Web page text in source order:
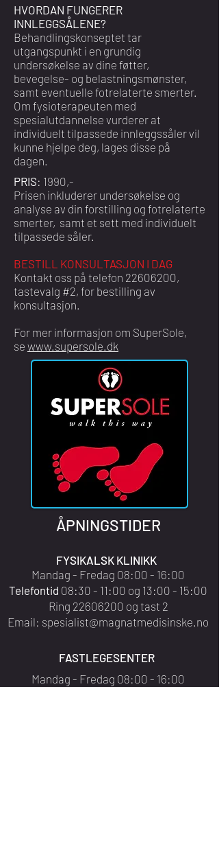
HVORDAN FUNGERER
INNLEGGSÅLENE?
Behandlingskonseptet tar
utgangspunkt i en grundig
undersøkelse av dine føtter,
bevegelse- og belastningsmønster,
samt eventuelle fotrelaterte smerter.
Om fysioterapeuten med
spesialutdannelse vurderer at
individuelt tilpassede innleggssåler vil
kunne hjelpe deg, lages disse på
dagen.
PRIS: 1990,-
Prisen inkluderer undersøkelse og
analyse av din forstilling og fotrelaterte
smerter, samt et sett med individuelt
tilpassede såler.
BESTILL KONSULTASJON I DAG
Kontakt oss på telefon 22606200,
tastevalg #2, for bestilling av
konsultasjon.
For mer informasjon om SuperSole,
se www.supersole.dk
ÅPNINGSTIDER
FYSIKALSK KLINIKK
Mandag - Fredag 08:00 - 16:00
Telefontid 08:30 - 11:00 og 13:00 - 15:00
Ring 22606200 og tast 2
Email: spesialist@magnatmedisinske.no
FASTLEGESENTER
Mandag - Fredag 08:00 - 16:00